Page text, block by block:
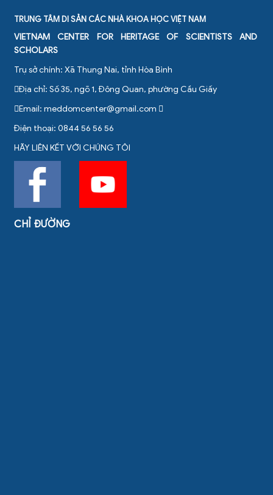
TRUNG TÂM DI SẢN CÁC NHÀ KHOA HỌC VIỆT NAM
VIETNAM CENTER FOR HERITAGE OF SCIENTISTS AND
SCHOLARS
Trụ sở chính: Xã Thung Nai, tỉnh Hòa Bình
Địa chỉ: Số 35, ngõ 1, Đông Quan, phường Cầu Giấy
Email: meddomcenter@gmail.com
Điện thoại: 0844 56 56 56
HÃY LIÊN KẾT VỚI CHÚNG TÔI
CHỈ ĐƯỜNG